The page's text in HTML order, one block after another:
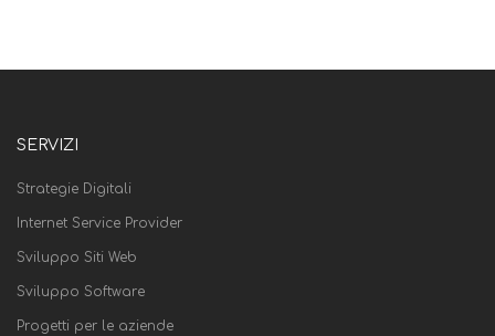
SERVIZI
Strategie Digitali
Internet Service Provider
Sviluppo Siti Web
Sviluppo Software
Progetti per le aziende